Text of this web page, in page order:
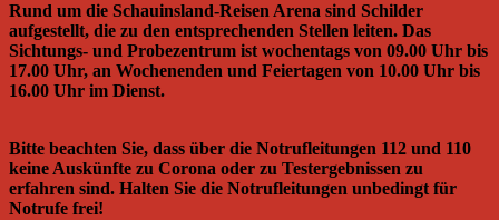
Rund um die Schauinsland-Reisen Arena sind Schilder
aufgestellt, die zu den entsprechenden Stellen leiten. Das
Sichtungs- und Probezentrum ist wochentags von 09.00 Uhr bis
17.00 Uhr, an Wochenenden und Feiertagen von 10.00 Uhr bis
16.00 Uhr im Dienst.
Bitte beachten Sie, dass über die Notrufleitungen 112 und 110
keine Auskünfte zu Corona oder zu Testergebnissen zu
erfahren sind. Halten Sie die Notrufleitungen unbedingt für
Notrufe frei!